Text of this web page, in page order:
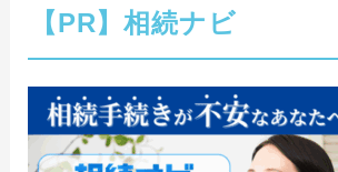
【PR】相続ナビ